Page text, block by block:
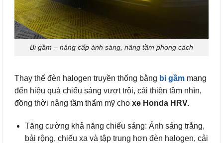
Bi gầm – nâng cấp ánh sáng, nâng tầm phong cách
Thay thế đèn halogen truyền thống bằng bi gầm mang
đến hiệu quả chiếu sáng vượt trội, cải thiện tầm nhìn,
đồng thời nâng tầm thẩm mỹ cho xe Honda HRV.
Tăng cường khả năng chiếu sáng: Ánh sáng trắng,
bải rộng, chiếu xa và tập trung hơn đèn halogen, cải